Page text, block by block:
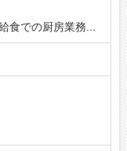
食での厨房業務...